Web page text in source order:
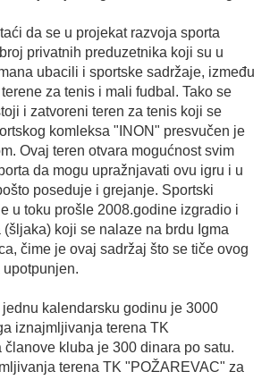
da se u projekat razvoja sporta
privatnih preduzetnika koji su u
ubacili i sportske sadržaje, između
za tenis i mali fudbal. Tako se
i zatvoreni teren za tenis koji se
komleksa "INON" presvučen je
Ovaj teren otvara mogućnost svim
da mogu upražnjavati ovu igru i u
poseduje i grejanje. Sportski
u toku prošle 2008.godine izgradio i
koji se nalaze na brdu Igma
čime je ovaj sadržaj što se tiče ovog
kalendarsku godinu je 3000
iznajmljivanja terena TK
kluba je 300 dinara po satu.
terena TK "POŽAREVAC" za